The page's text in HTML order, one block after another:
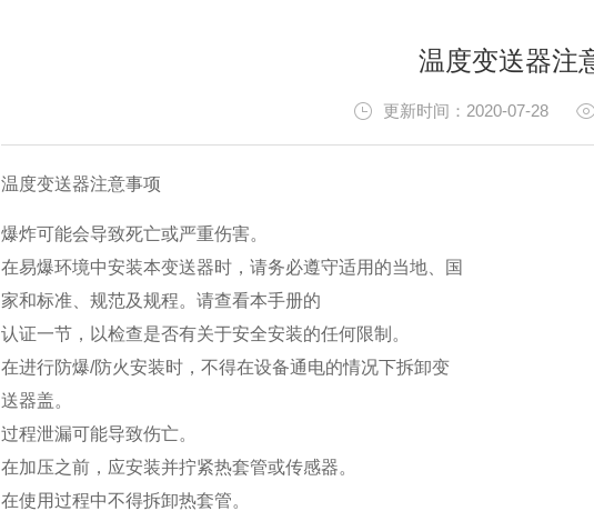
温度变送器注
更新时间：2020-07-28
温度变送器注意事项
爆炸可能会导致死亡或严重伤害。
在易爆环境中安装本变送器时，请务必遵守适用的当地、国
家和标准、规范及规程。请查看本手册的
认证一节，以检查是否有关于安全安装的任何限制。
在进行防爆/防火安装时，不得在设备通电的情况下拆卸变
送器盖。
过程泄漏可能导致伤亡。
在加压之前，应安装并拧紧热套管或传感器。
在使用过程中不得拆卸热套管。